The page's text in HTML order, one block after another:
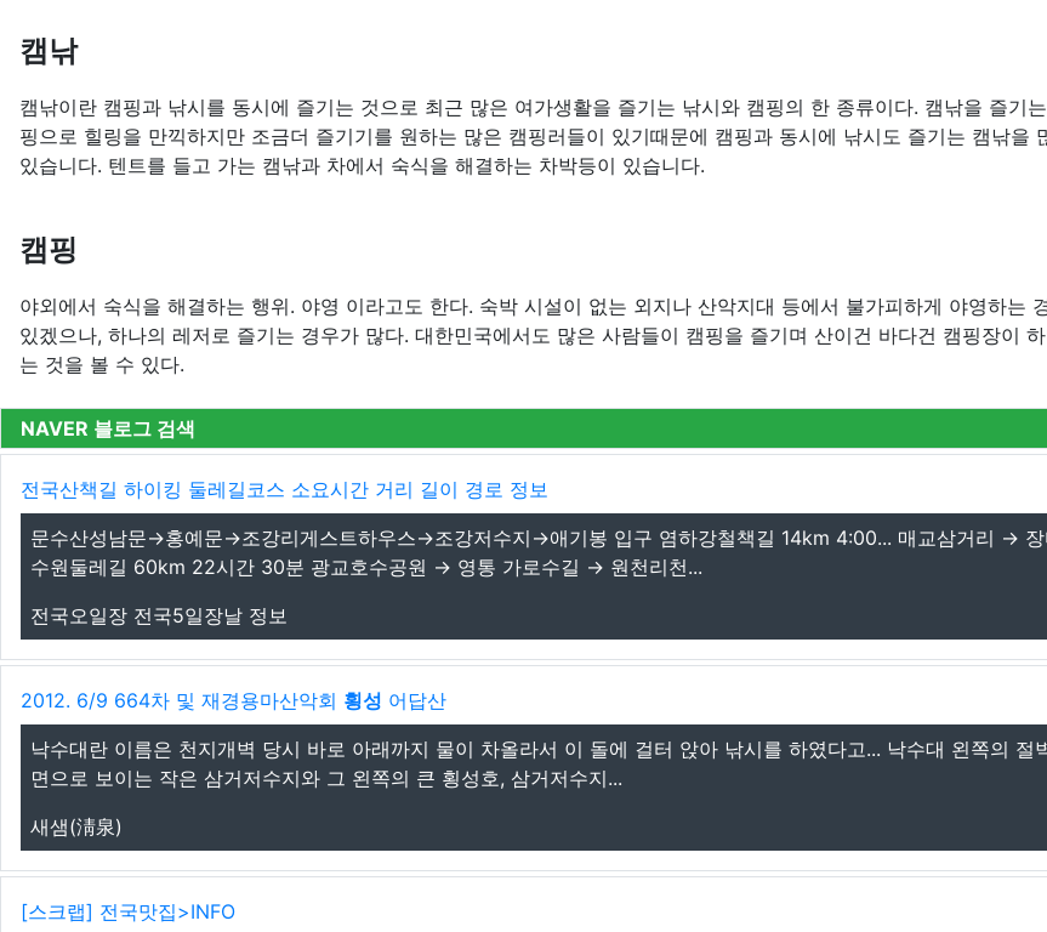
캠낚
캠낚이란 캠핑과 낚시를 동시에 즐기는 것으로 최근 많은 여가생활을 즐기는 낚시와 캠핑의 한 종류이다. 캠낚을 즐기
핑으로 힐링을 만끽하지만 조금더 즐기기를 원하는 많은 캠핑러들이 있기때문에 캠핑과 동시에 낚시도 즐기는 캠낚을
있습니다. 텐트를 들고 가는 캠낚과 차에서 숙식을 해결하는 차박등이 있습니다.
캠핑
야외에서 숙식을 해결하는 행위. 야영 이라고도 한다. 숙박 시설이 없는 외지나 산악지대 등에서 불가피하게 야영하는
있겠으나, 하나의 레저로 즐기는 경우가 많다. 대한민국에서도 많은 사람들이 캠핑을 즐기며 산이건 바다건 캠핑장이
는 것을 볼 수 있다.
NAVER 블로그 검색
전국산책길 하이킹 둘레길코스 소요시간 거리 길이 경로 정보
문수산성남문→홍예문→조강리게스트하우스→조강저수지→애기봉 입구 염하강철책길 14km 4:00... 매교삼거리 →
수원둘레길 60km 22시간 30분 광교호수공원 → 영통 가로수길 → 원천리천...
전국오일장 전국5일장날 정보
2012. 6/9 664차 및 재경용마산악회 횡성 어답산
낙수대란 이름은 천지개벽 당시 바로 아래까지 물이 차올라서 이 돌에 걸터 앉아 낚시를 하였다고... 낙수대 왼쪽의 절
면으로 보이는 작은 삼거저수지와 그 왼쪽의 큰 횡성호, 삼거저수지...
새샘(淸泉)
[스크랩] 전국맛집>INFO